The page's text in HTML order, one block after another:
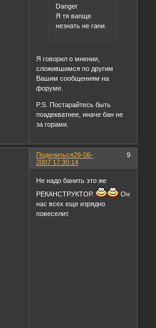
Danger
Я тя вапще
незнать не гани.
Я говорил о мнении,
сложившимся по другим
Вашим сообщениям на
форуме.
P.S. Постарайтесь быть
поадекватнее, иначе бан не
за горами.
Поделиться 9
29-06-
2007 17:30:14
Не надо банить это же
РЕКАНСТРУКТОР.
Он
нас всех еще изрядно
повеселит.